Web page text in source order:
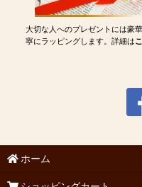
大切な人へのプレゼントには豪
寧にラッピングします。詳細は
ホーム